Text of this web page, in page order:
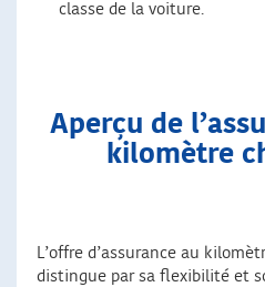
classe de la voiture.
Aperçu de
kilomètre
L’offre d’assurance au
distingue par sa flexibilité et